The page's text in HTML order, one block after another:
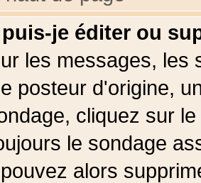
je éditer ou
les messages, les
posteur d'origine,
cliquez sur
le sondage
alors